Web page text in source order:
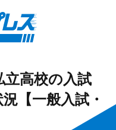
立高校の入試
【一般入試・